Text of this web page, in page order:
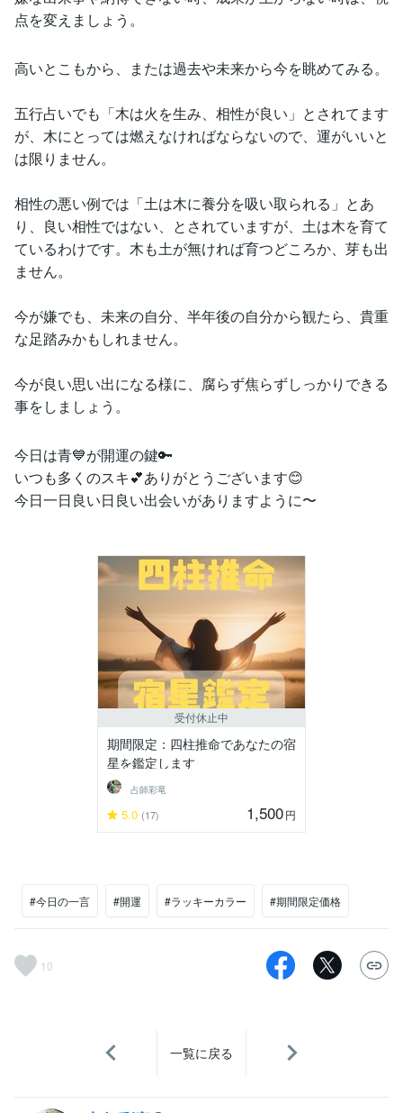
点を変えましょう。
高いとこもから、または過去や未来から今を眺めてみる。
五行占いでも「木は火を生み、相性が良い」とされてます
が、木にとっては燃えなければならないので、運がいいと
は限りません。
相性の悪い例では「土は木に養分を吸い取られる」とあ
り、良い相性ではない、とされていますが、土は木を育て
ているわけです。木も土が無ければ育つどころか、芽も出
ません。
今が嫌でも、未来の自分、半年後の自分から観たら、貴重
な足踏みかもしれません。
今が良い思い出になる様に、腐らず焦らずしっかりできる
事をしましょう。
今日は青💙が開運の鍵🔑
いつも多くのスキ💕ありがとうございます😊
今日一日良い日良い出会いがありますように〜
受付休止中
期間限定：四柱推命であなたの宿
星を鑑定します
占師彩竜
5.0 (17) 1,500円
#今日の一言 #開運 #ラッキーカラー #期間限定価格
10
一覧に戻る